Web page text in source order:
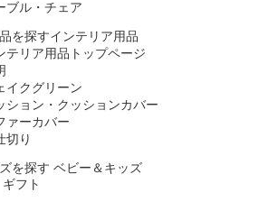
ブル・チェア
インテリア用品
テリア用品トップページ
イクグリーン
ション・クッションカバー
ァーカバー
切り
ベビー＆キッズ
ギフト